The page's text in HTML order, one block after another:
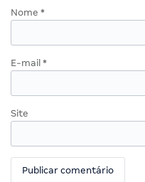
Nome *
E-mail *
Site